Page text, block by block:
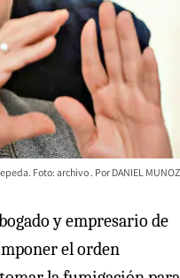
Foto: archivo DANIEL MUNOZ
y empresario de
el orden